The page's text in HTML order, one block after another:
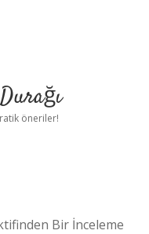
öneriler!
Bir İnceleme